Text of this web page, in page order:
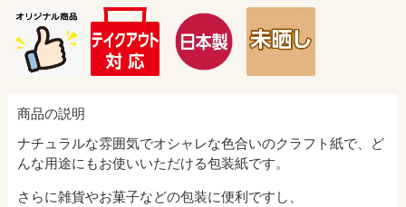
商品の説明
ナチュラルな雰囲気でオシャレな色合いのクラフト紙で、ど
んな用途にもお使いいただける包装紙です。
さらに雑貨やお菓子などの包装に便利ですし、